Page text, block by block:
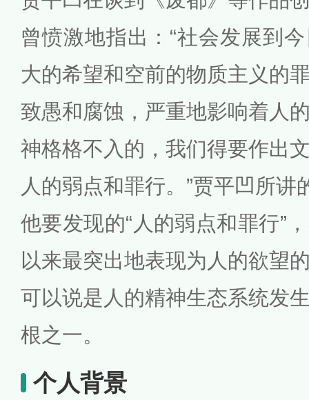
曾愤激地指出：“社会发展到
大的希望和空前的物质主义的
致愚和腐蚀，严重地影响着人
神格格不入的，我们得要作出
人的弱点和罪行。”贾平凹所讲
他要发现的“人的弱点和罪行”
以来最突出地表现为人的欲望
可以说是人的精神生态系统发
根之一。
个人背景